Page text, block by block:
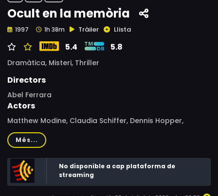
Ocult en la memòria
1997 1h 38m Tràiler Llista
5.4 5.8
Dramàtica, Misteri, Thriller
Directors
Abel Ferrara
Actors
Matthew Modine, Claudia Schiffer, Dennis Hopper,
Béatrice Dalle, Sarah Lassez, Steven Bauer, Nancy
Ferrara, Andrew Fiscella, Vincent Lamberti, Victoria Duffy,
Nicholas De Cegli, Daphnée Duplaix Samuel, Mercy Lopez,
Lori Eastside, Shareef Malnik, Peter Cannold, Laura Bailey,
Edge, Manouschka Guerrier
Més...
No disponible a cap plataforma de
streaming